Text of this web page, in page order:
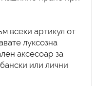
артикул от
луксозна
аксесоар за
или лични